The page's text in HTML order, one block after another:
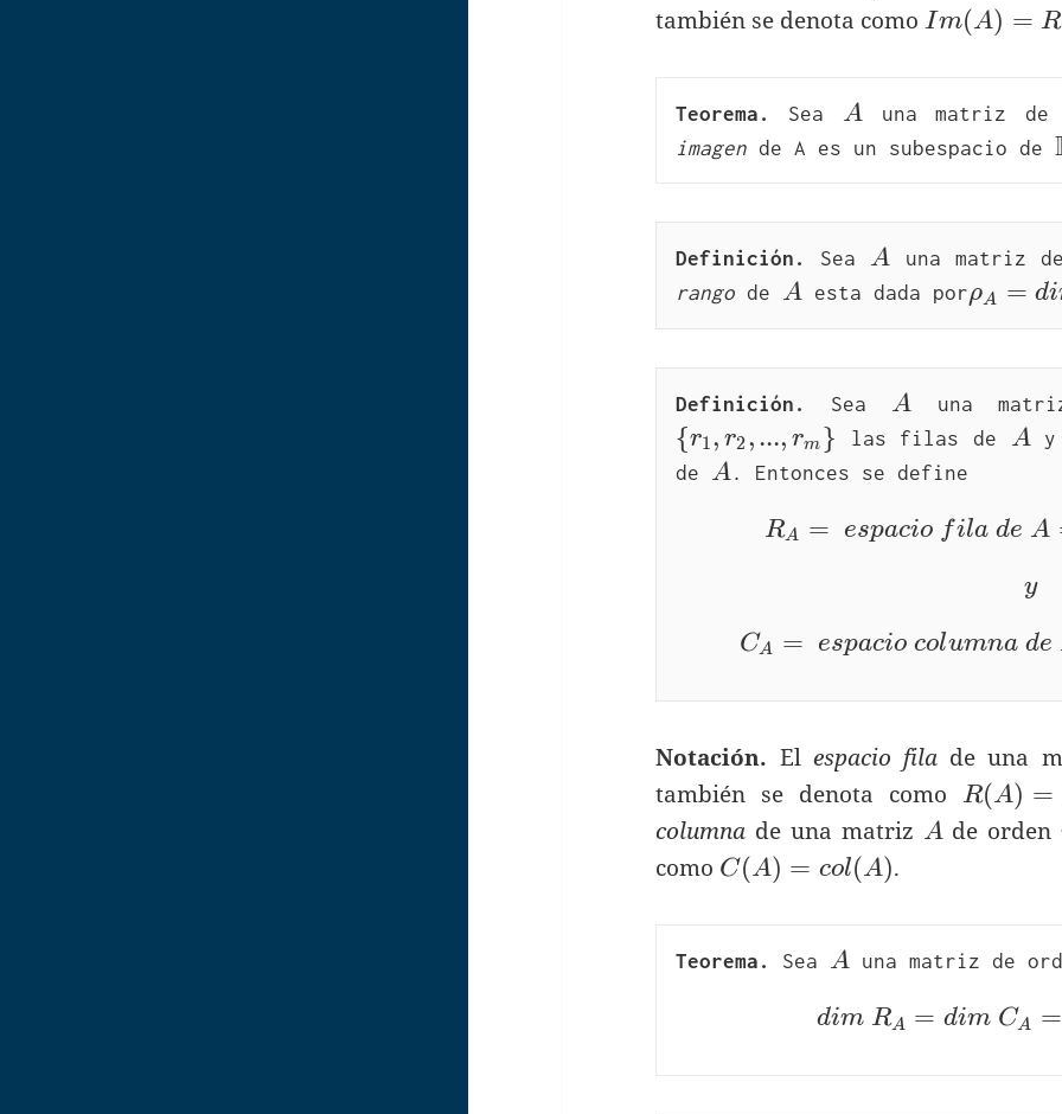
también se denota comoIm(A) = R
Teorema. Sea A
A una matriz de
imagen de A es un subespacio de
Definición. Sea A
A una matriz
rango de A
A esta dada por
Im_A
ρA = di
Definición. Sea A
A una
{r1, r2,..., rm} las filas de A
A y
de A
A. Entonces se define
RA = espacio fila de A
y
y
CA = espacio columna de
Notación. El espacio filade una
también se denota como
R(A) =
columna de una matriz A
Ade orden
como C(A)=col(A)
C(A) = col(A).
Teorema. Sea A
A una matriz de
dim RA = dim CA =